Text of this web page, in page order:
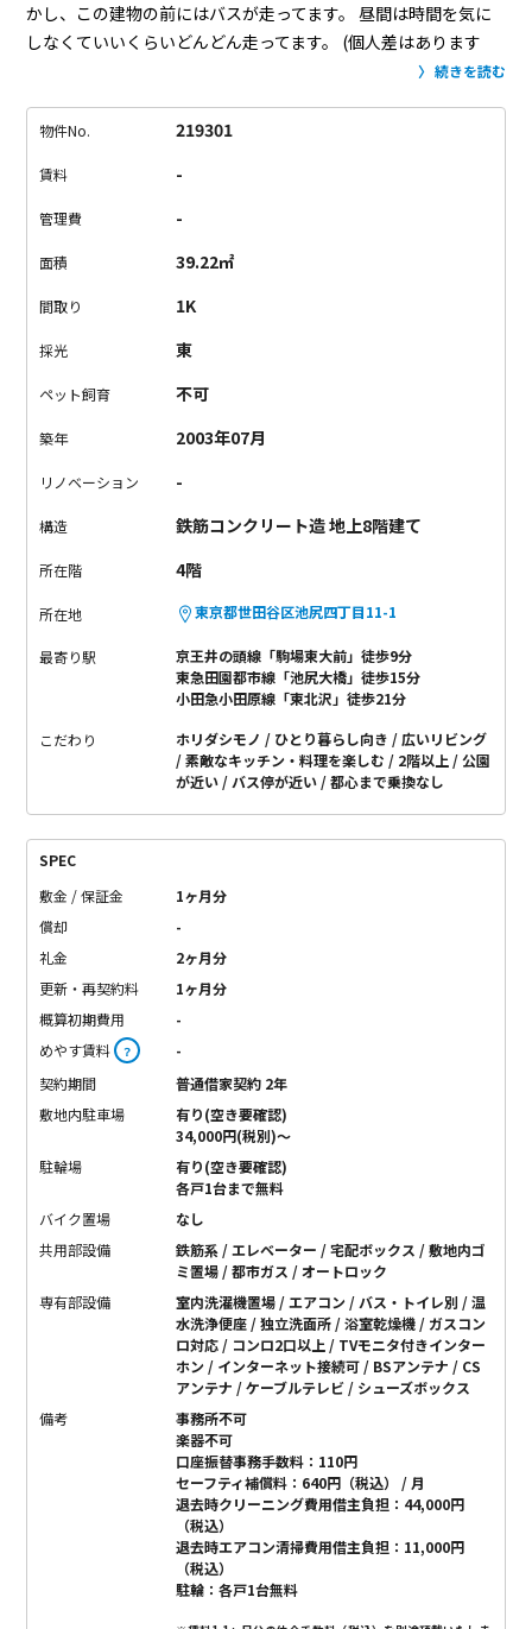
かし、この建物の前にはバスが走ってます。 昼間は時間を気に
しなくていいくらいどんどん走ってます。
(個人差はあります
これは便利で
りです。
12.4帖のリビングダイニングはゆったりサイズで家具
ります。
お料理好きの方はもちろん、
てこなかった方もこのお部屋で暮らせば捗ること間違いなし。
続きを読む
物件No. 219301
賃料 -
管理費 -
面積 39.22㎡
間取り 1K
採光 東
ペット飼育 不可
築年 2003年07月
リノベーション -
構造 鉄筋コンクリート造 地上8階建て
所在階 4階
所在地 東京都世田谷区池尻四丁目11-1
最寄り駅
京王井の頭線「駒場東大前」徒歩9分
東急田園都市線「池尻大橋」徒歩15分
小田急小田原線「東北沢」徒歩21分
こだわり ホリダシモノ ひとり暮らし向き
広いリビング
素敵なキッチン・料理を楽しむ
2階以上
公園
が近い
バス停が近い 都心まで乗換なし
SPEC
敷金 / 保証金
1ヶ月分
償却
-
礼金
2ヶ月分
更新・再契約料
1ヶ月分
概算初期費用
-
めやす賃料 ？
-
契約期間
普通借家契約 2年
敷地内駐車場
有り(空き要確認)
34,000円(税別)〜
駐輪場
有り(空き要確認)
各戸1台まで無料
バイク置場
なし
共用部設備
鉄筋系 / エレベーター / 宅配ボックス / 敷地内ゴ
ミ置場 / 都市ガス / オートロック
専有部設備
室内洗濯機置場 / エアコン / バス・トイレ別 / 温
水洗浄便座 / 独立洗面所 / 浴室乾燥機 / ガスコン
ロ対応 / コンロ2口以上 / TVモニタ付きインター
ホン / インターネット接続可 / BSアンテナ / CS
アンテナ / ケーブルテレビ / シューズボックス
備考
事務所不可
楽器不可
口座振替事務手数料：110円
セーフティ補償料：640円（税込） / 月
退去時クリーニング費用借主負担：44,000円
（税込）
退去時エアコン清掃費用借主負担：11,000円
（税込）
駐輪：各戸1台無料